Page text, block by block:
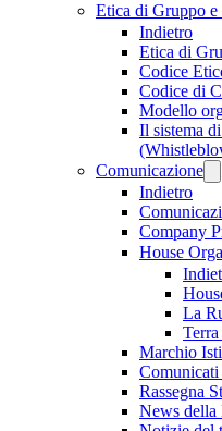
Etica di Gruppo
Indietro
Etica di
Codice
Codice di
Modello
Il sistema
Comunicazione
Indietro
Company
House
La
Marchio
Comunicati
Rassegna
News della